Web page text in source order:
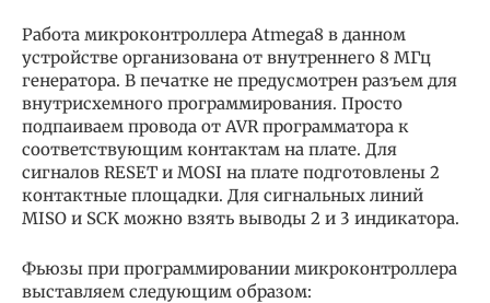
Работа микроконтроллера Atmega8 в данном
устройстве организована от внутреннего 8 МГц
генератора. В печатке не предусмотрен разъем для
внутрисхемного программирования. Просто
подпаиваем провода от AVR программатора к
соответствующим контактам на плате. Для
сигналов RESET и MOSI на плате подготовлены 2
контактные площадки. Для сигнальных линий
MISO и SCK можно взять выводы 2 и 3 индикатора.
Фьюзы при программировании микроконтроллера
выставляем следующим образом: